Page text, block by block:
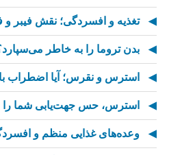
تغذیه و افسردگی؛ نقش فیبر
بدن تروما را به خاطر
استرس و نقرس؛ آیا اضطراب
استرس، حس جهت‌یابی شما را
وعده‌های غذایی منظم و